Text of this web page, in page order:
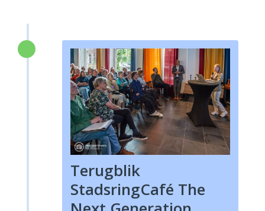
Terugblik
StadsringCafé The